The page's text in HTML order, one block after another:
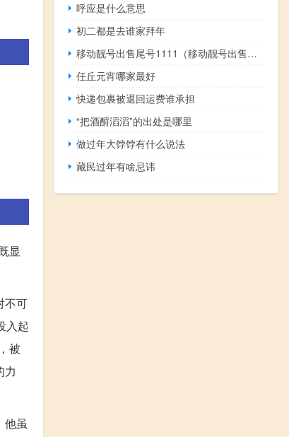
显
不可
入起
被
力
他虽
呼应是什么意思
初二都是去谁家拜年
移动靓号出售尾号1111（移动靓号出售尾号7777）
任丘元宵哪家最好
快递包裹被退回运费谁承担
“把酒酹滔滔”的出处是哪里
做过年大饽饽有什么说法
藏民过年有啥忌讳